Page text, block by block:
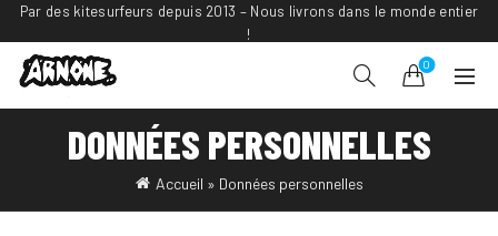
Par des kitesurfeurs depuis 2013 – Nous livrons dans le monde entier
!
0
DONNÉES PERSONNELLES
Accueil » Données personnelles